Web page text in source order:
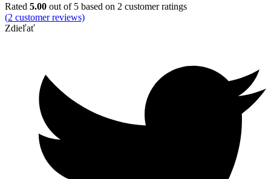
Rated 5.00 out of 5 based on 2 customer ratings
(2 customer reviews)
Zdieľať